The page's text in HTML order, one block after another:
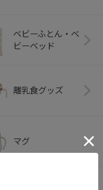
ベビーふとん・ベ
ビーベッド
離乳食グッズ
マグ